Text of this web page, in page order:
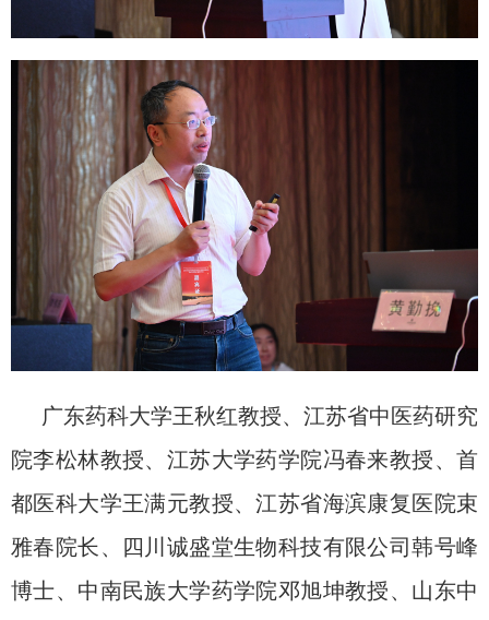
广东药科大学王秋红教授、江苏省中医药研究
院李松林教授、江苏大学药学院冯春来教授、首
都医科大学王满元教授、江苏省海滨康复医院束
雅春院长、四川诚盛堂生物科技有限公司韩号峰
博士、中南民族大学药学院邓旭坤教授、山东中